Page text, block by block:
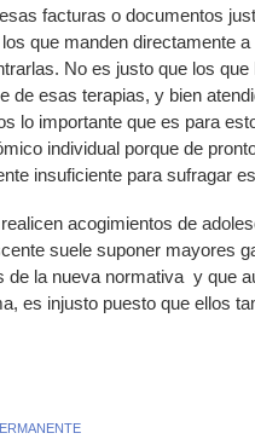
facturas o documentos
que manden directamente
No es justo que los
esas terapias, y bien
lo importante que es para
individual porque de
insuficiente para sufragar
acogimientos de
suele suponer mayores
la nueva normativa y que
es injusto puesto que ellos